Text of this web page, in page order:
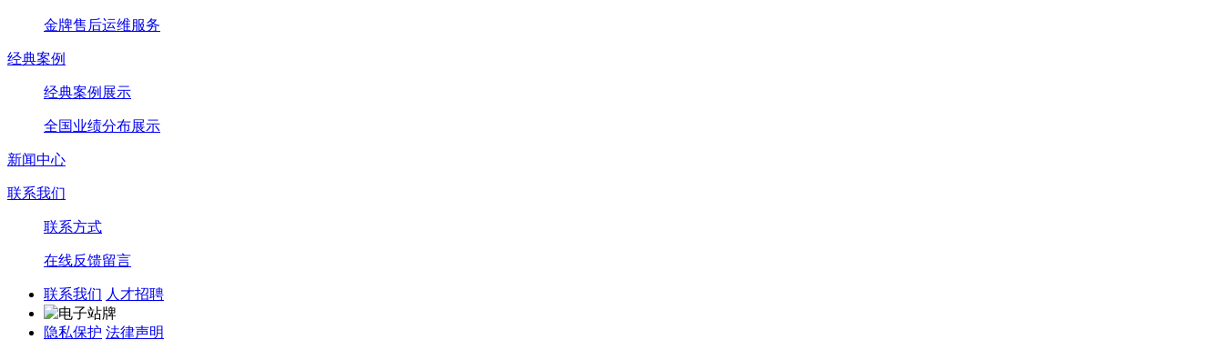
金牌售后运维服务
经典案例
经典案例展示
全国业绩分布展示
新闻中心
联系我们
联系方式
在线反馈留言
联系我们 人才招聘
隐私保护 法律声明